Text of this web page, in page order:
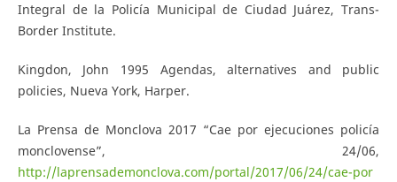
Integral de la Policía Municipal de Ciudad Juárez, Trans-
Border Institute.
Kingdon, John 1995 Agendas, alternatives and public
policies, Nueva York, Harper.
La Prensa de Monclova 2017 “Cae por ejecuciones policía
monclovense”, 24/06,
http://laprensademonclova.com/portal/2017/06/24/cae-por